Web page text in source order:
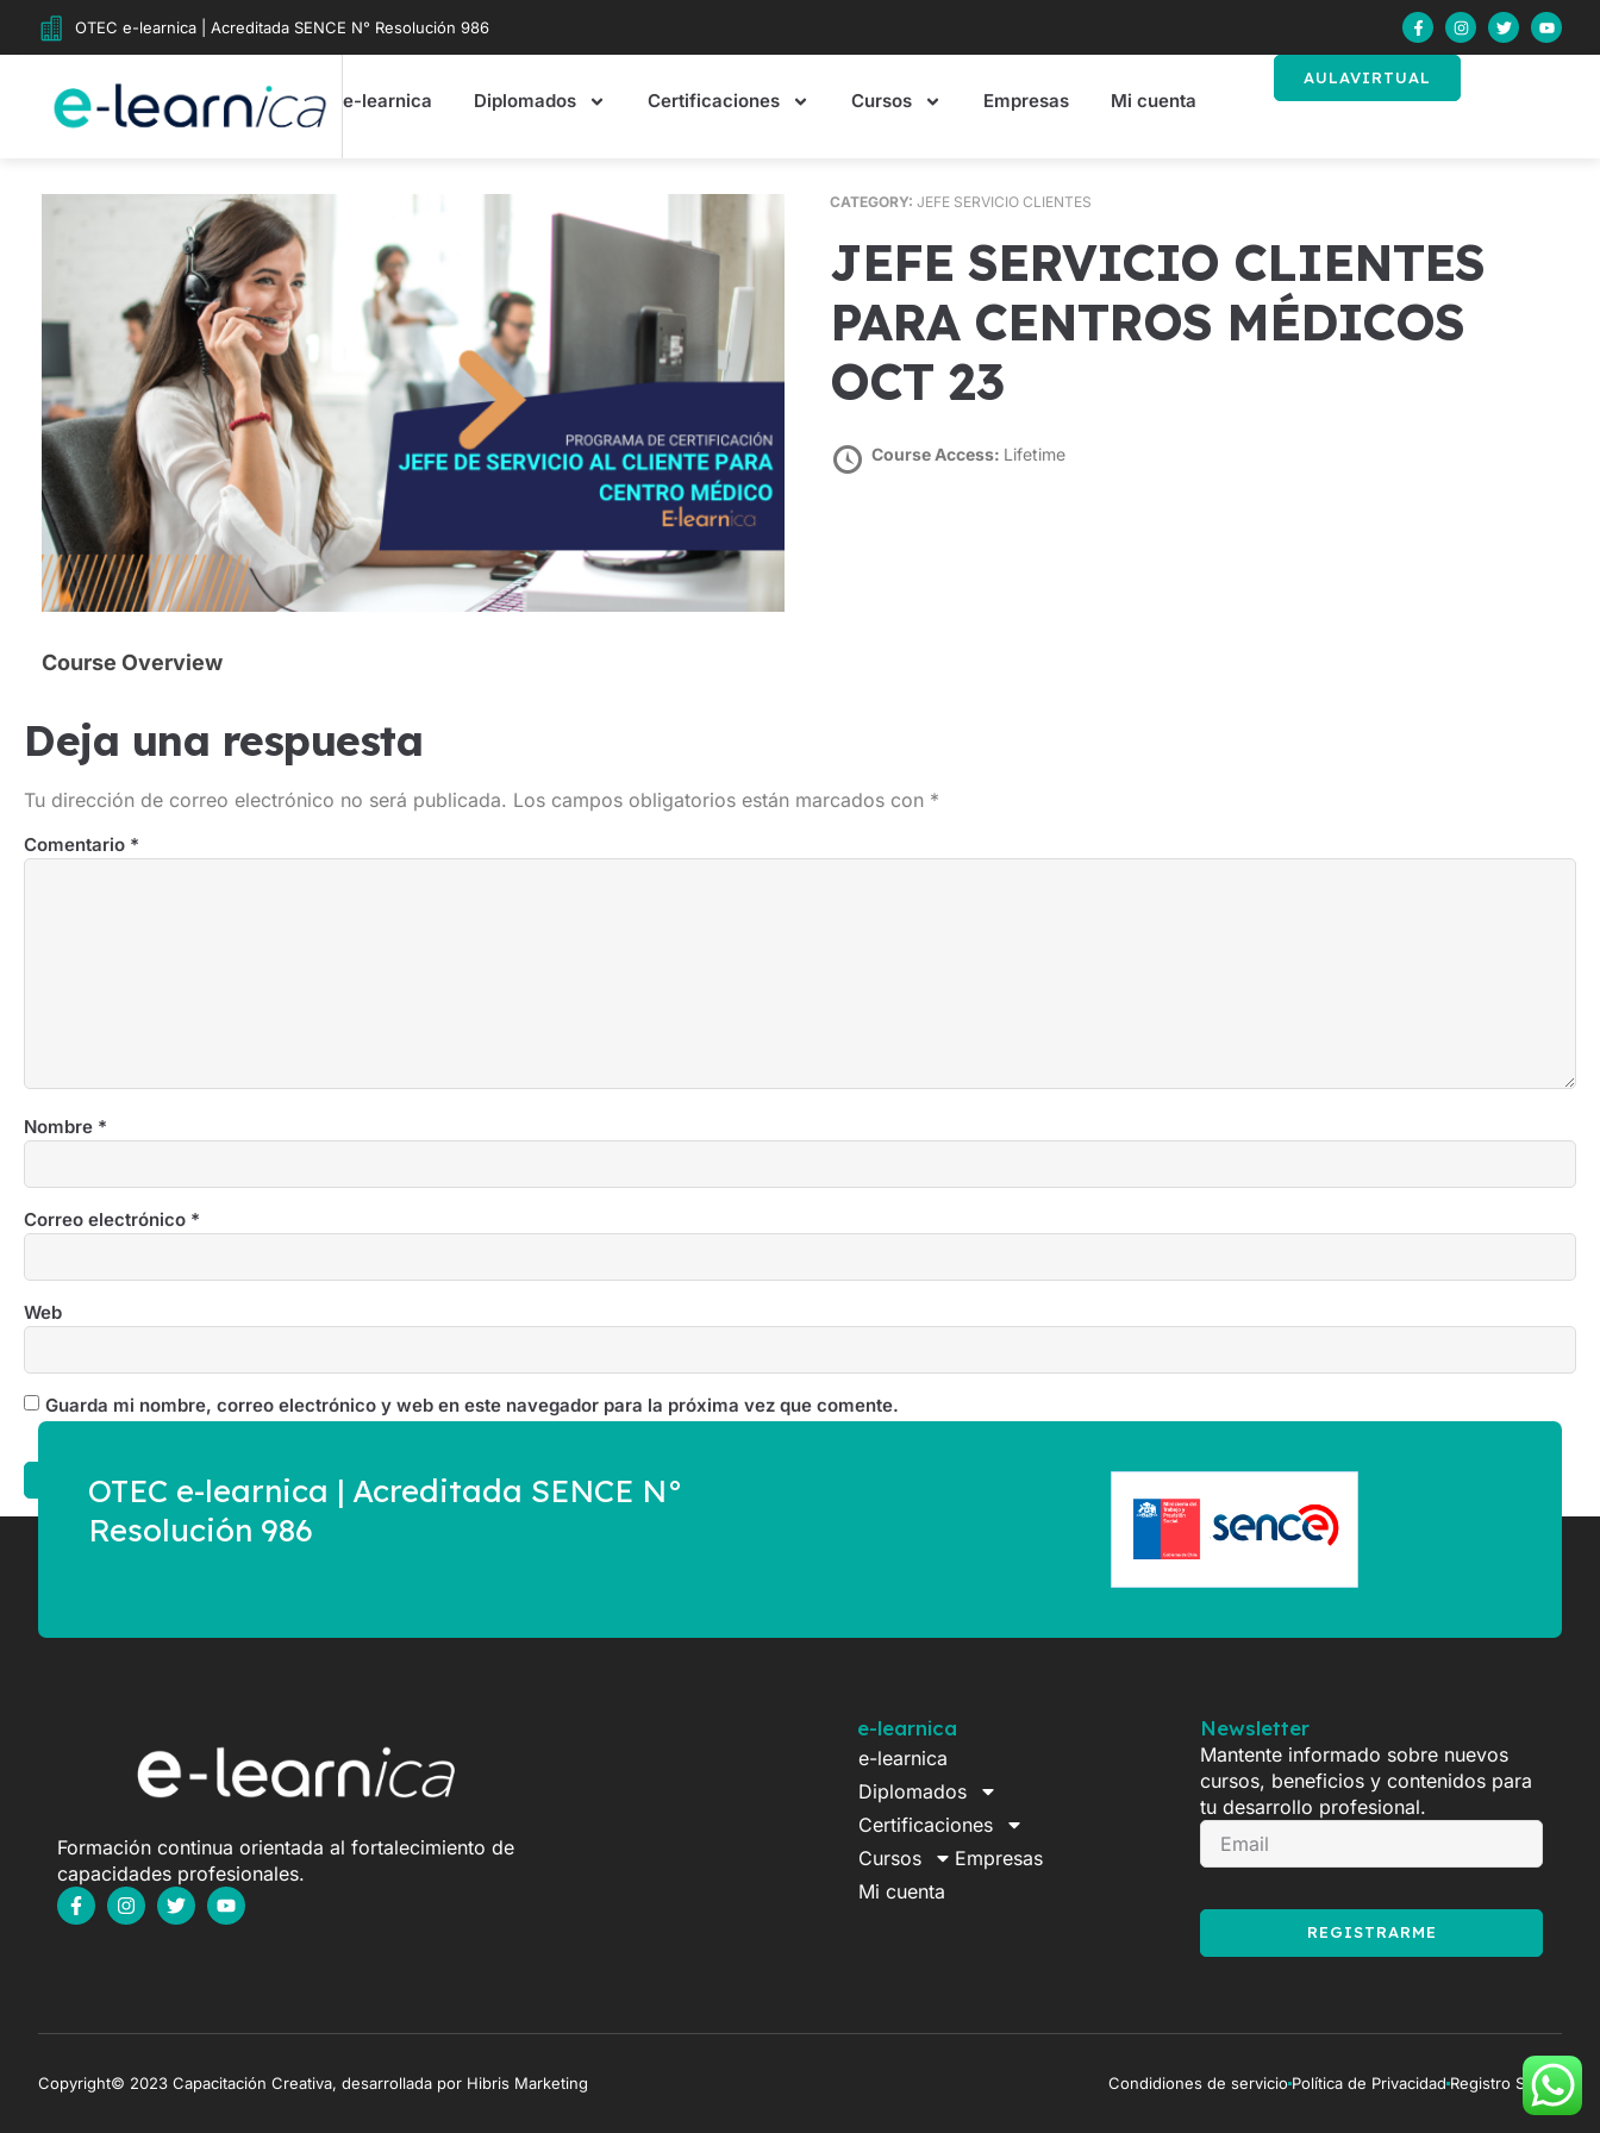
OTEC e-learnica | Acreditada SENCE N° Resolución 986
e-learnica Diplomados Certificaciones Cursos Empresas Mi cuenta
AULAVIRTUAL
CATEGORY:JEFE SERVICIO CLIENTES
JEFE SERVICIO CLIENTES
PARA CENTROS MÉDICOS
OCT 23
Course Access: Lifetime
Course Overview
Deja una respuesta
Tu dirección de correo electrónico no será publicada. Los campos obligatorios están marcados con *
Comentario *
Nombre *
Correo electrónico *
Web
Guarda mi nombre, correo electrónico y web en este navegador para la próxima vez que comente.
OTEC e-learnica | Acreditada SENCE N°
Resolución 986
Formación continua orientada al fortalecimiento de
capacidades profesionales.
e-learnica
e-learnica
Diplomados
Certificaciones
Cursos
Empresas
Mi cuenta
Newsletter
Mantente informado sobre nuevos
cursos, beneficios y contenidos para
tu desarrollo profesional.
REGISTRARME
Copyright© 2023 Capacitación Creativa, desarrollada por Hibris Marketing Condidiones de servicio Política de Privacidad Registro Sence